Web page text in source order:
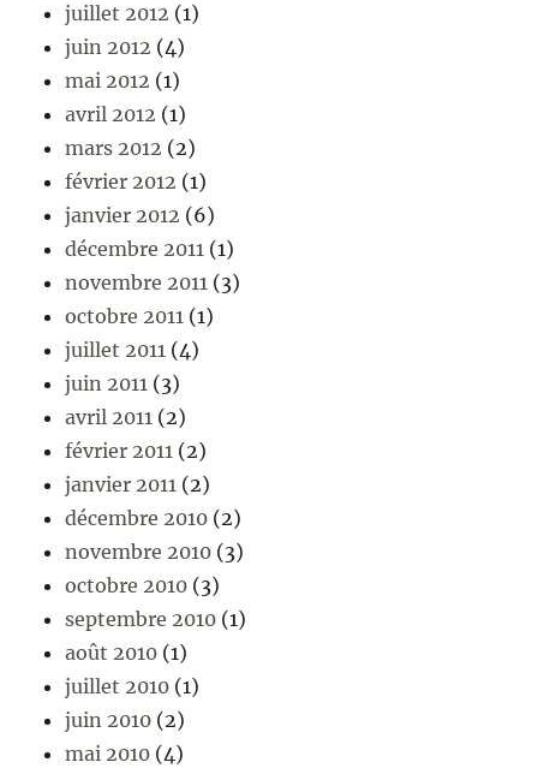
juillet 2012 (1)
juin 2012 (4)
mai 2012 (1)
avril 2012 (1)
mars 2012 (2)
février 2012 (1)
janvier 2012 (6)
décembre 2011 (1)
novembre 2011 (3)
octobre 2011 (1)
juillet 2011 (4)
juin 2011 (3)
avril 2011 (2)
février 2011 (2)
janvier 2011 (2)
décembre 2010 (2)
novembre 2010 (3)
octobre 2010 (3)
septembre 2010 (1)
août 2010 (1)
juillet 2010 (1)
juin 2010 (2)
mai 2010 (4)